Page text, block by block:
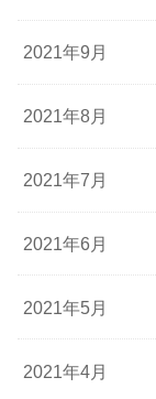
2021年9月
2021年8月
2021年7月
2021年6月
2021年5月
2021年4月